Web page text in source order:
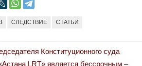
СЛЕДСТВИЕ СТАТЬИ
Конституционного суда
LRT» является бессрочным –